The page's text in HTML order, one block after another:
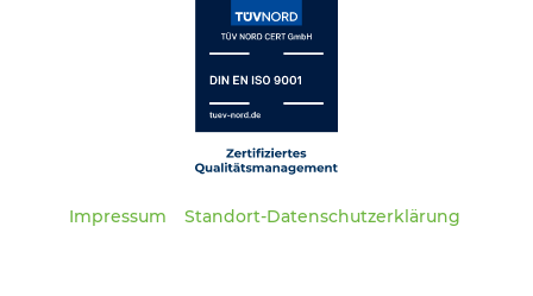
Impressum Standort-Datenschutzerklärung